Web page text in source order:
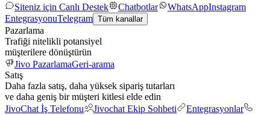
Siteniz için Canlı Destek
Chatbotlar WhatsAppInstagram
EntegrasyonuTelegram Tüm kanallar
Pazarlama
Trafiği nitelikli potansiyel
müşterilere dönüştürün
Jivo PazarlamaGeri-arama
Satış
Daha fazla satış, daha yüksek sipariş tutarları
ve daha geniş bir müşteri kitlesi elde edin
JivoChat İş Telefonu
Jivochat Ekip Sohbeti
Entegrasyonlar